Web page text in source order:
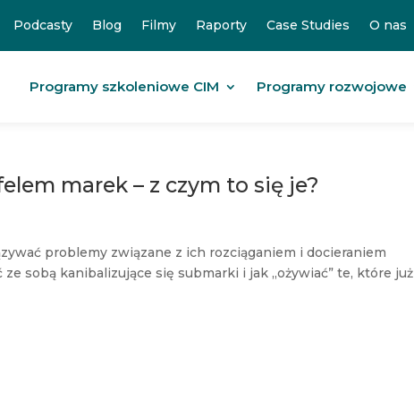
Podcasty Blog Filmy Raporty Case Studies O nas
Programy szkoleniowe CIM Programy rozwojowe
marek – z czym to się je?
problemy związane z ich rozciąganiem i docieraniem
sobą kanibalizujące się submarki i jak „ożywiać” te, które już